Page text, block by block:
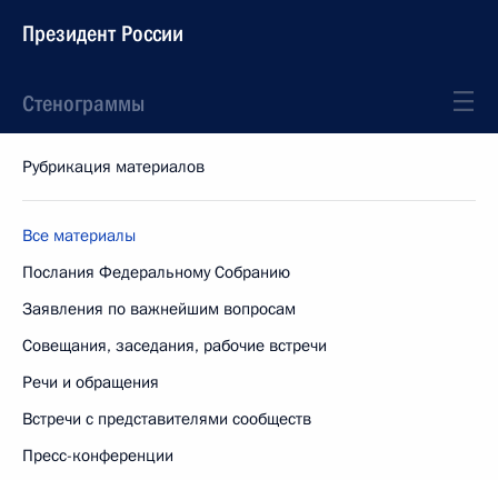
Президент России
Стенограммы
Рубрикация материалов
Все материалы
Послания Федеральному Собранию
Заявления по важнейшим вопросам
Совещания, заседания, рабочие встречи
Речи и обращения
Встречи с представителями сообществ
Пресс-конференции